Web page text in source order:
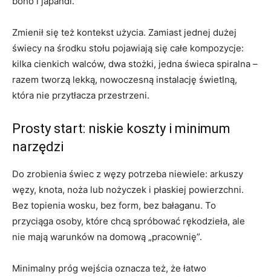
Zmienił się też kontekst użycia. Zamiast jednej dużej
świecy na środku stołu pojawiają się całe kompozycje:
kilka cienkich walców, dwa stożki, jedna świeca spiralna –
razem tworzą lekką, nowoczesną instalację świetlną,
która nie przytłacza przestrzeni.
Prosty start: niskie koszty i minimum
narzędzi
Do zrobienia świec z węzy potrzeba niewiele: arkuszy
węzy, knota, noża lub nożyczek i płaskiej powierzchni.
Bez topienia wosku, bez form, bez bałaganu. To
przyciąga osoby, które chcą spróbować rękodzieła, ale
nie mają warunków na domową „pracownię”.
Minimalny próg wejścia oznacza też, że łatwo